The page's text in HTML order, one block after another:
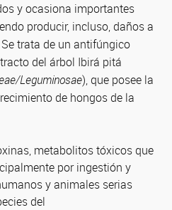
y ocasiona importantes
producir, incluso, daños a
trata de un antifúngico
del árbol Ibirá pitá
Leguminosae), que posee la
de hongos de la
metabolitos tóxicos que
por ingestión y
y animales serias
del